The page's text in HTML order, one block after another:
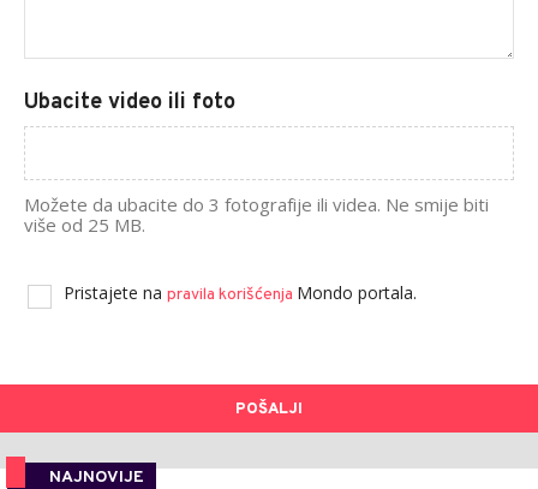
Ubacite video ili foto
Možete da ubacite do 3 fotografije ili videa. Ne smije biti
više od 25 MB.
Pristajete na pravila korišćenja Mondo portala.
POŠALJI
NAJNOVIJE